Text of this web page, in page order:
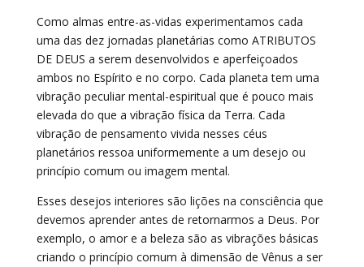
Como almas entre-as-vidas experimentamos cada
uma das dez jornadas planetárias como ATRIBUTOS
DE DEUS a serem desenvolvidos e aperfeiçoados
ambos no Espírito e no corpo. Cada planeta tem uma
vibração peculiar mental-espiritual que é pouco mais
elevada do que a vibração física da Terra. Cada
vibração de pensamento vivida nesses céus
planetários ressoa uniformemente a um desejo ou
princípio comum ou imagem mental.
Esses desejos interiores são lições na consciência que
devemos aprender antes de retornarmos a Deus. Por
exemplo, o amor e a beleza são as vibrações básicas
criando o princípio comum à dimensão de Vênus a ser